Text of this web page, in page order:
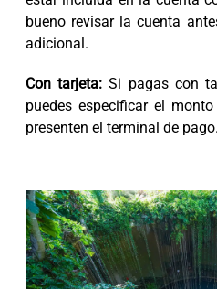
bueno revisar la cuenta
adicional.
Con tarjeta:Si pagas con
puedes especificar el
presenten el terminal de pago.